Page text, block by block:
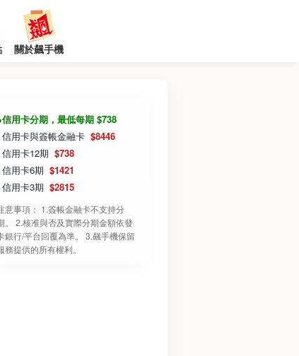
關於飆手機
信用卡分期，最低每期 $738
信用卡與簽帳金融卡 $8446
信用卡12期 $738
信用卡6期 $1421
信用卡3期 $2815
意事項： 1.簽帳金融卡不支持分
。 2.核准與否及實際分期金額依發
銀行/平台回覆為準。 3.飆手機保留
務提供的所有權利。